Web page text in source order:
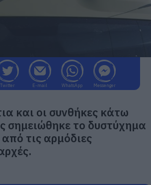
Twitter E-mail WhatsApp Messenger
και οι συνθήκες κάτω
σημειώθηκε το δυστύχημα
τις αρμόδιες